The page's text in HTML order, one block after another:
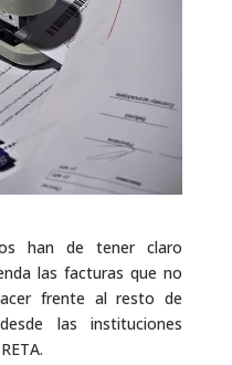
han de tener claro
las facturas que no
frente al resto de
las instituciones